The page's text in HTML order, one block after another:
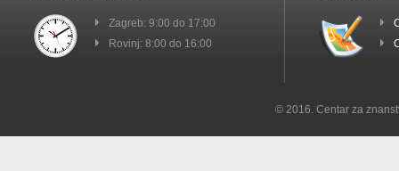
Zagreb: 9:00 do 17:00
Rovinj: 8:00 do 16:00
© 2016. Centar za